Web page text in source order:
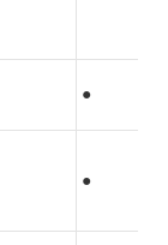
●
●